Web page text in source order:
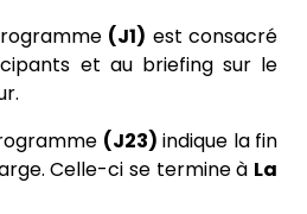
(J1) est consacré
et au briefing sur le
(J23) indique la fin
Celle-ci se termine à La